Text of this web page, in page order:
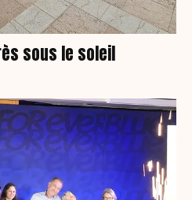
sous le soleil